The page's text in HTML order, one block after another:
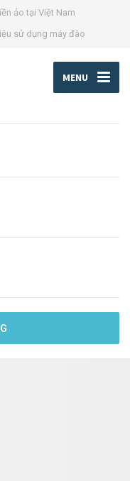
ảo tại Việt Nam
sử dụng máy đào
MENU